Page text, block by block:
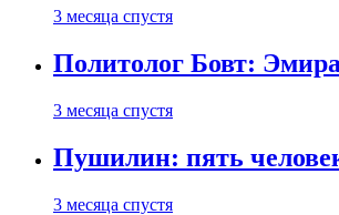
3 месяца спустя
Политолог Бовт:
3 месяца спустя
Пушилин: пять
3 месяца спустя